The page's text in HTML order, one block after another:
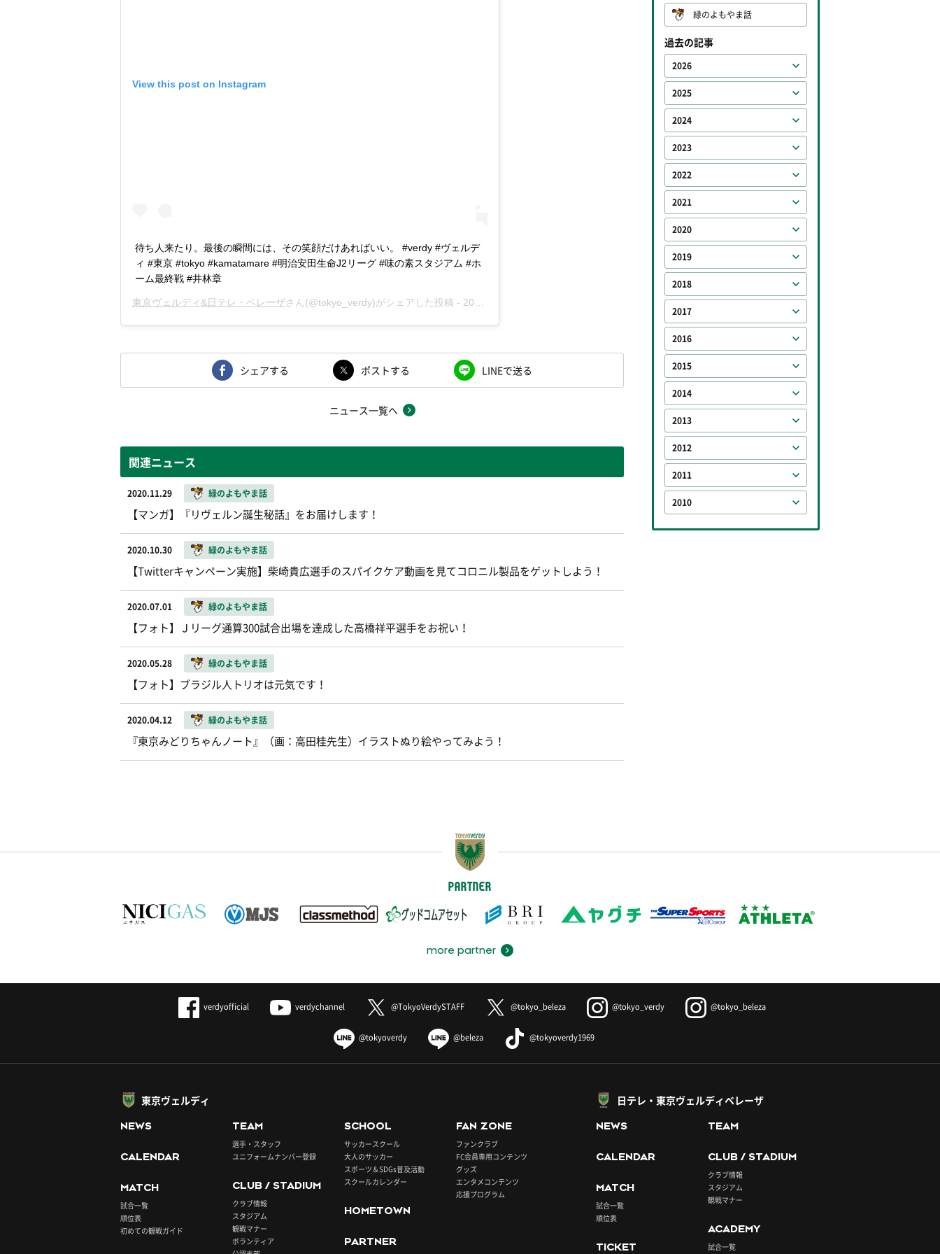
View this post on Instagram
待ち人来たり。最後の瞬間には、その笑顔だけあればいい。 #verdy #ヴェルデ
ィ #東京 #tokyo #kamatamare #明治安田生命J2リーグ #味の素スタジアム #ホ
ーム最終戦 #井林章
東京ヴェルディ&日テレ・ベレーザさん(@tokyo_verdy)がシェアした投稿 - 2018年11月月11日午後6時30分PST
シェアする ポストする LINEで送る
ニュース一覧へ
関連ニュース
2020.11.29 緑のよもやま話
【マンガ】『リヴェルン誕生秘話』をお届けします！
2020.10.30 緑のよもやま話
【Twitterキャンペーン実施】柴崎貴広選手のスパイクケア動画を見てコロニル製品をゲットしよう！
2020.07.01 緑のよもやま話
【フォト】Ｊリーグ通算300試合出場を達成した高橋祥平選手をお祝い！
2020.05.28 緑のよもやま話
【フォト】ブラジル人トリオは元気です！
2020.04.12 緑のよもやま話
『東京みどりちゃんノート』（画：高田桂先生）イラストぬり絵やってみよう！
緑のよもやま話
過去の記事
2026
2025
2024
2023
2022
2021
2020
2019
2018
2017
2016
2015
2014
2013
2012
2011
2010
PARTNER
more partner
verdyofficial verdychannel @TokyoVerdySTAFF @tokyo_beleza @tokyo_verdy @tokyo_beleza
@tokyoverdy @beleza @tokyoverdy1969
東京ヴェルディ
NEWS
CALENDAR
MATCH
試合一覧
順位表
初めての観戦ガイド
TEAM
選手・スタッフ
ユニフォームナンバー登録
CLUB / STADIUM
クラブ情報
スタジアム
観戦マナー
ボランティア
SCHOOL
サッカースクール
大人のサッカー
スポーツ＆SDGs普及活動
スクールカレンダー
HOMETOWN
PARTNER
FAN ZONE
ファンクラブ
FC会員専用コンテンツ
グッズ
エンタメコンテンツ
応援プログラム
日テレ・東京ヴェルディベレーザ
NEWS
CALENDAR
MATCH
試合一覧
順位表
TICKET
TEAM
CLUB / STADIUM
クラブ情報
スタジアム
観戦マナー
ACADEMY
試合一覧